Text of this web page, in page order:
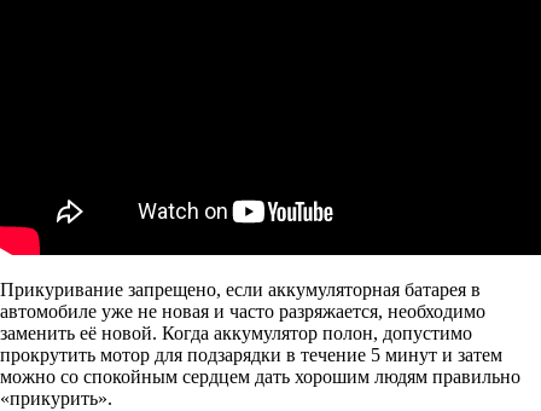
Прикуривание запрещено, если аккумуляторная батарея в
автомобиле уже не новая и часто разряжается, необходимо
заменить её новой. Когда аккумулятор полон, допустимо
прокрутить мотор для подзарядки в течение 5 минут и затем
можно со спокойным сердцем дать хорошим людям правильно
«прикурить».